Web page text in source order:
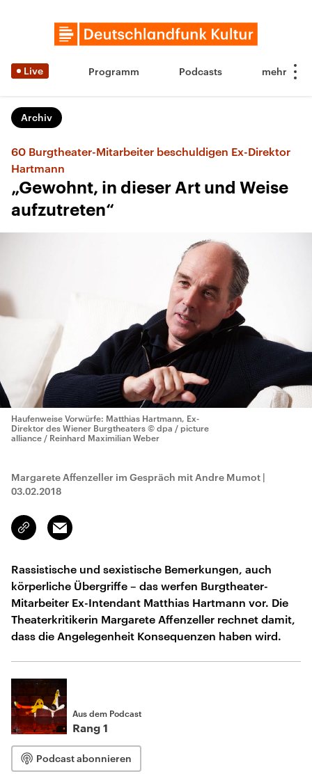
Live Programm Podcasts
Archiv
60 Burgtheater-Mitarbeiter beschuldigen Ex-Direktor
Hartmann
„Gewohnt, in dieser Art und Weise
aufzutreten“
Haufenweise Vorwürfe: Matthias Hartmann, Ex-
Direktor des Wiener Burgtheaters © dpa / picture
alliance / Reinhard Maximilian Weber
Margarete Affenzeller im Gespräch mit Andre Mumot |
03.02.2018
Link
kopieren/teilen
Email
Rassistische und sexistische Bemerkungen, auch
körperliche Übergriffe – das werfen Burgtheater-
Mitarbeiter Ex-Intendant Matthias Hartmann vor. Die
Theaterkritikerin Margarete Affenzeller rechnet damit,
dass die Angelegenheit Konsequenzen haben wird.
Aus dem Podcast
Rang 1
Podcast abonnieren